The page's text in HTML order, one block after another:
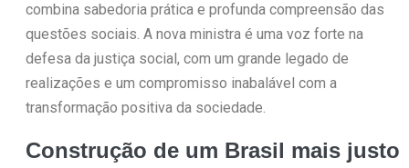
combina sabedoria prática e profunda compreensão das
questões sociais. A nova ministra é uma voz forte na
defesa da justiça social, com um grande legado de
realizações e um compromisso inabalável com a
transformação positiva da sociedade.
Construção de um Brasil mais justo